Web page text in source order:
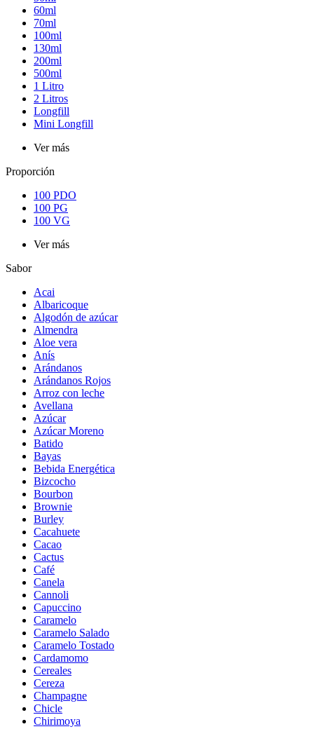
60ml
70ml
100ml
130ml
200ml
500ml
1 Litro
2 Litros
Longfill
Mini Longfill
Ver más
Proporción
100 PDO
100 PG
100 VG
Ver más
Sabor
Acai
Albaricoque
Algodón de azúcar
Almendra
Aloe vera
Anís
Arándanos
Arándanos Rojos
Arroz con leche
Avellana
Azúcar
Azúcar Moreno
Batido
Bayas
Bebida Energética
Bizcocho
Bourbon
Brownie
Burley
Cacahuete
Cacao
Cactus
Café
Canela
Cannoli
Capuccino
Caramelo
Caramelo Salado
Caramelo Tostado
Cardamomo
Cereales
Cereza
Champagne
Chicle
Chirimoya